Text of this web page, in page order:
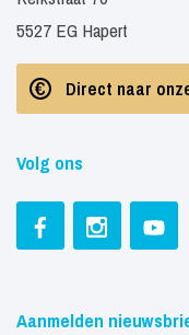
5527 EG Hapert
Direct naar
Volg ons
Aanmelden